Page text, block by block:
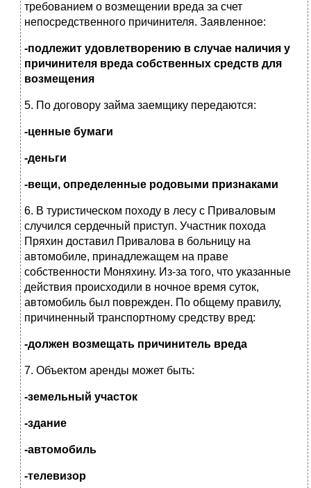
требованием о возмещении вреда за счет
непосредственного причинителя. Заявленное:
-подлежит удовлетворению в случае наличия у
причинителя вреда собственных средств для
возмещения
5. По договору займа заемщику передаются:
-ценные бумаги
-деньги
-вещи, определенные родовыми признаками
6. В туристическом походу в лесу с Приваловым
случился сердечный приступ. Участник похода
Пряхин доставил Привалова в больницу на
автомобиле, принадлежащем на праве
собственности Моняхину. Из-за того, что указанные
действия происходили в ночное время суток,
автомобиль был поврежден. По общему правилу,
причиненный транспортному средству вред:
-должен возмещать причинитель вреда
7. Объектом аренды может быть:
-земельный участок
-здание
-автомобиль
-телевизор